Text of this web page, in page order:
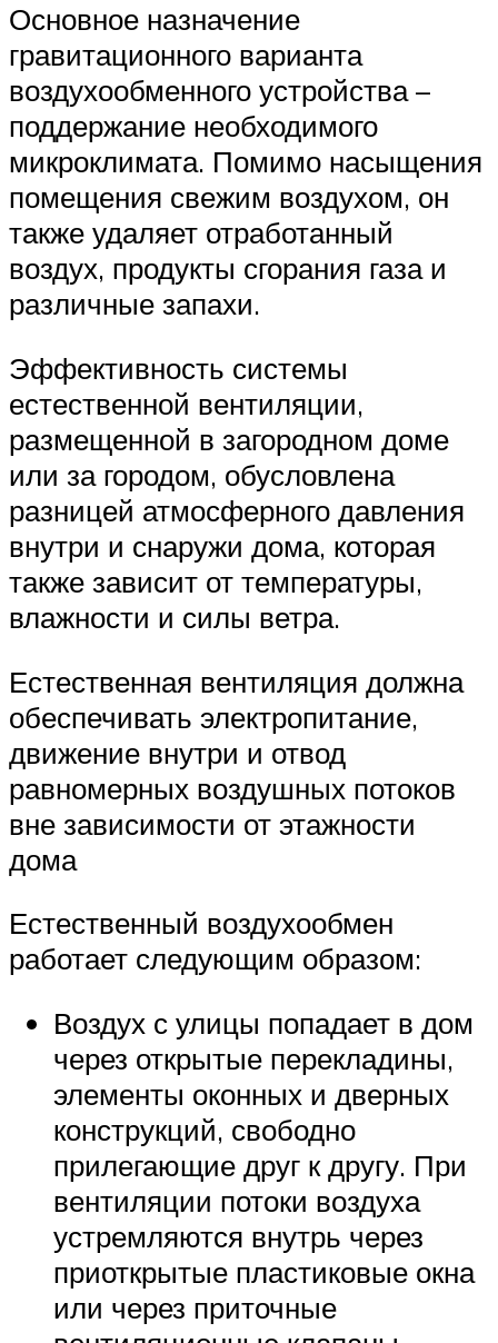
Основное назначение
гравитационного варианта
воздухообменного устройства –
поддержание необходимого
микроклимата. Помимо насыщения
помещения свежим воздухом, он
также удаляет отработанный
воздух, продукты сгорания газа и
различные запахи.
Эффективность системы
естественной вентиляции,
размещенной в загородном доме
или за городом, обусловлена ​​
разницей атмосферного давления
внутри и снаружи дома, которая
также зависит от температуры,
влажности и силы ветра.
Естественная вентиляция должна
обеспечивать электропитание,
движение внутри и отвод
равномерных воздушных потоков
вне зависимости от этажности
дома
Естественный воздухообмен
работает следующим образом:
Воздух с улицы попадает в дом
через открытые перекладины,
элементы оконных и дверных
конструкций, свободно
прилегающие друг к другу. При
вентиляции потоки воздуха
устремляются внутрь через
приоткрытые пластиковые окна
или через приточные